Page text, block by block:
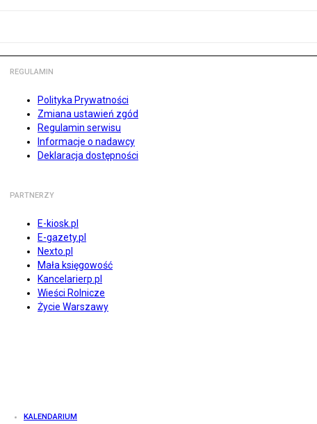
REGULAMIN
Polityka Prywatności
Zmiana ustawień zgód
Regulamin serwisu
Informacje o nadawcy
Deklaracja dostępności
PARTNERZY
E-kiosk.pl
E-gazety.pl
Nexto.pl
Mała księgowość
Kancelarierp.pl
Wieści Rolnicze
Życie Warszawy
KALENDARIUM